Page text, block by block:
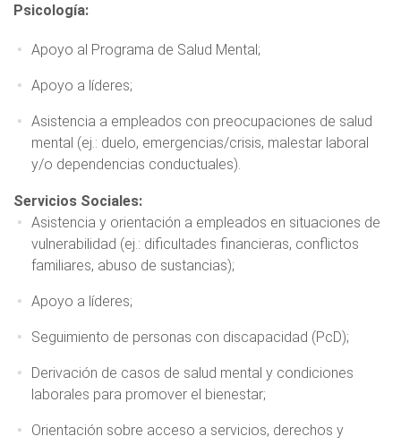
Psicología:
Apoyo al Programa de Salud Mental;
Apoyo a líderes;
Asistencia a empleados con preocupaciones de salud
mental (ej.: duelo, emergencias/crisis, malestar laboral
y/o dependencias conductuales).
Servicios Sociales:
Asistencia y orientación a empleados en situaciones de
vulnerabilidad (ej.: dificultades financieras, conflictos
familiares, abuso de sustancias);
Apoyo a líderes;
Seguimiento de personas con discapacidad (PcD);
Derivación de casos de salud mental y condiciones
laborales para promover el bienestar;
Orientación sobre acceso a servicios, derechos y